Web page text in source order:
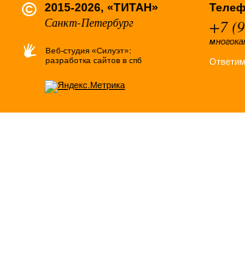
2015-2026, «ТИТАН»
Санкт-Петербург
Веб-студия «Силуэт»:
разработка сайтов в спб
+7